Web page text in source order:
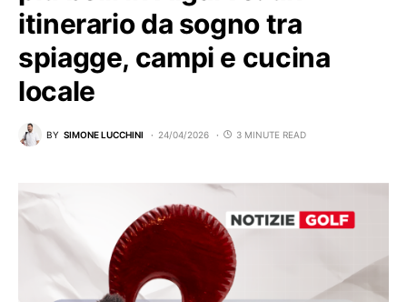
itinerario da sogno tra
spiagge, campi e cucina
locale
BY SIMONE LUCCHINI 24/04/2026 3 MINUTE READ